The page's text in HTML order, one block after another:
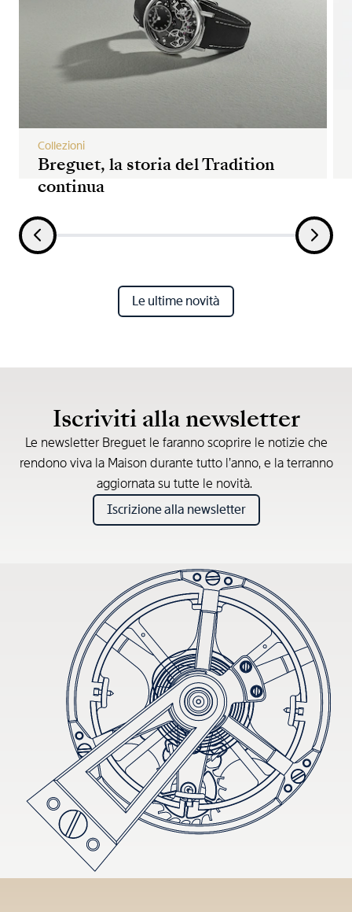
Breguet, la storia del Tradition
continua
Collezioni
Le ultime novità
Iscriviti alla newsletter
Le newsletter Breguet le faranno scoprire le notizie che
rendono viva la Maison durante tutto l’anno, e la terranno
aggiornata su tutte le novità.
Iscrizione alla newsletter